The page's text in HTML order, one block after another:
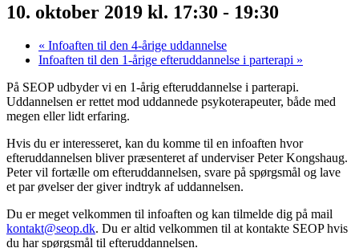
10. oktober 2019 kl. 17:30 - 19:30
« Infoaften til den 4-årige uddannelse
Infoaften til den 1-årige efteruddannelse i parterapi »
På SEOP udbyder vi en 1-årig efteruddannelse i parterapi.
Uddannelsen er rettet mod uddannede psykoterapeuter, både med
megen eller lidt erfaring.
Hvis du er interesseret, kan du komme til en infoaften hvor
efteruddannelsen bliver præsenteret af underviser Peter Kongshaug.
Peter vil fortælle om efteruddannelsen, svare på spørgsmål og lave
et par øvelser der giver indtryk af uddannelsen.
Du er meget velkommen til infoaften og kan tilmelde dig på mail
kontakt@seop.dk. Du er altid velkommen til at kontakte SEOP hvis
du har spørgsmål til efteruddannelsen.